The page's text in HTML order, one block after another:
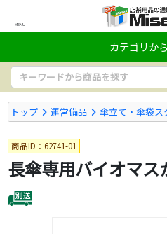
MENU
カテゴリか
トップ 運営備品 傘立て・傘袋ス
商品ID：62741-01
長傘専用バイオマス